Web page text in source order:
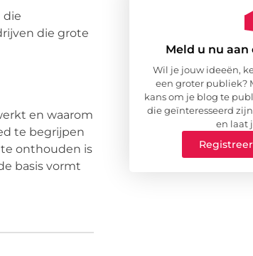
die
die grote
en waarom
te begrijpen
onthouden is
basis vormt
Meld u nu
Wil je jouw ideeën,
een groter publiek?
kans om je blog te
die geïnteresseerd
en laat